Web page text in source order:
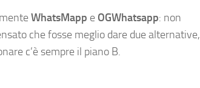
WhatsMapp e OGWhatsapp: non
che fosse meglio dare due alternative,
c’è sempre il piano B.